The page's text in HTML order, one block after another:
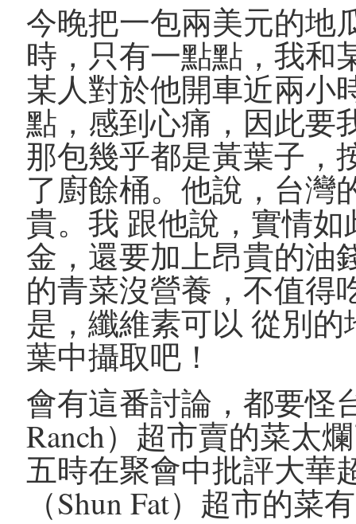
今晚把一包兩美元的地
時，只有一點點，我和
某人對於他開車近兩小
點，感到心痛，因此要
那包幾乎都是黃葉子，
了廚餘桶。他說，台灣
貴。我 跟他說，實情
金，還要加上昂貴的油
的青菜沒營養，不值得
是，纖維素可以 從別
葉中攝取吧！
會有這番討論，都要怪
Ranch）超市賣的菜太
五時在聚會中批評大華
（Shun Fat）超市的菜